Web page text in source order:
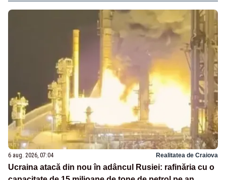
6 aug. 2026, 07:04 Realitatea de Craiova
Ucraina atacă din nou în adâncul Rusiei: rafinăria cu o